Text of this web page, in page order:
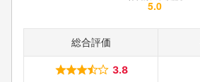
総合評価
3.8